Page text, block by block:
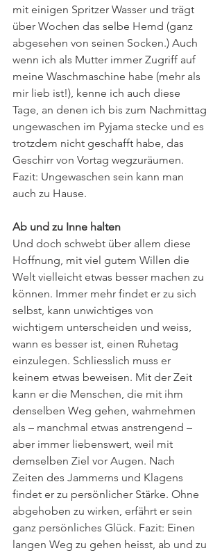
mit einigen Spritzer Wasser und trägt
über Wochen das selbe Hemd (ganz
abgesehen von seinen Socken.) Auch
wenn ich als Mutter immer Zugriff auf
meine Waschmaschine habe (mehr als
mir lieb ist!), kenne ich auch diese
Tage, an denen ich bis zum Nachmittag
ungewaschen im Pyjama stecke und es
trotzdem nicht geschafft habe, das
Geschirr von Vortag wegzuräumen.
Fazit: Ungewaschen sein kann man
auch zu Hause.
Ab und zu Inne halten
Und doch schwebt über allem diese
Hoffnung, mit viel gutem Willen die
Welt vielleicht etwas besser machen zu
können. Immer mehr findet er zu sich
selbst, kann unwichtiges von
wichtigem unterscheiden und weiss,
wann es besser ist, einen Ruhetag
einzulegen. Schliesslich muss er
keinem etwas beweisen. Mit der Zeit
kann er die Menschen, die mit ihm
denselben Weg gehen, wahrnehmen
als – manchmal etwas anstrengend –
aber immer liebenswert, weil mit
demselben Ziel vor Augen. Nach
Zeiten des Jammerns und Klagens
findet er zu persönlicher Stärke. Ohne
abgehoben zu wirken, erfährt er sein
ganz persönliches Glück. Fazit: Einen
langen Weg zu gehen heisst, ab und zu